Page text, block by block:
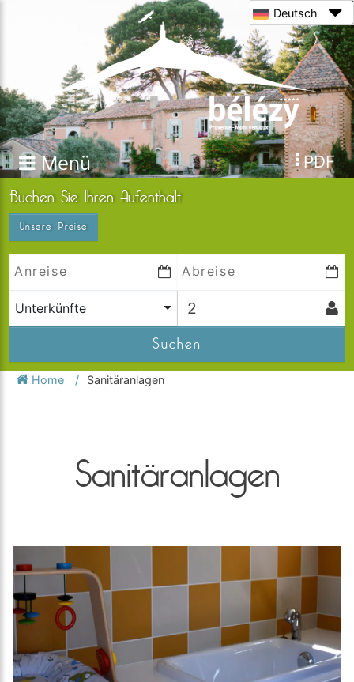
Menü PDF
Deutsch
Buchen Sie Ihren Aufenthalt
Unsere Preise
Unterkünfte
Suchen
Home Sanitäranlagen
Sanitäranlagen